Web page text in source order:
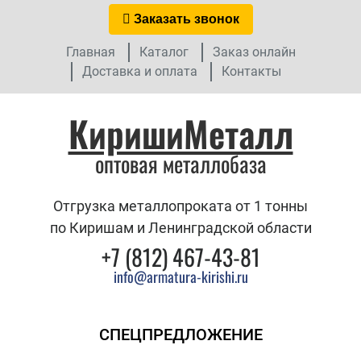
Заказать звонок
Главная Каталог
Заказ онлайн
Доставка и оплата
Контакты
КиришиМеталл
оптовая металлобаза
Отгрузка металлопроката от 1 тонны
по Киришам и Ленинградской области
+7 (812) 467-43-81
info@armatura-kirishi.ru
СПЕЦПРЕДЛОЖЕНИЕ